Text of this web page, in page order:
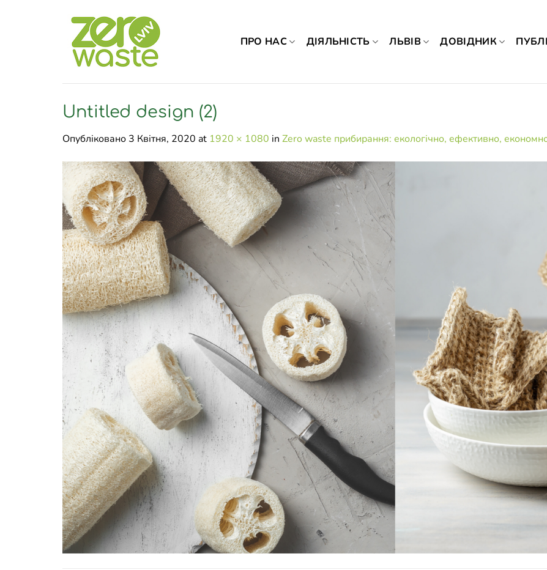
ПРО НАС ДІЯЛЬНІСТЬ ЛЬВІВ ДОВІДНИК
Untitled design (2)
Опубліковано 3 Квітня, 2020 at 1920 × 1080 in Zero waste прибирання: екологічно, ефективно,